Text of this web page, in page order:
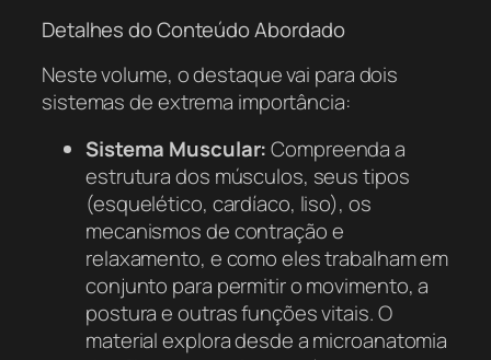
Detalhes do Conteúdo Abordado
Neste volume, o destaque vai para dois
sistemas de extrema importância:
Sistema Muscular:Compreenda a
estrutura dos músculos, seus tipos
(esquelético, cardíaco, liso), os
mecanismos de contração e
relaxamento, e como eles trabalham em
conjunto para permitir o movimento, a
postura e outras funções vitais. O
material explora desde a microanatomia